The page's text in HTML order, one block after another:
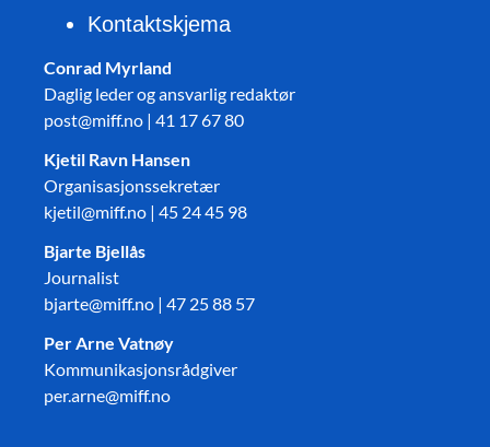
Kontaktskjema
Conrad Myrland
Daglig leder og ansvarlig redaktør
post@miff.no | 41 17 67 80
Kjetil Ravn Hansen
Organisasjonssekretær
kjetil@miff.no | 45 24 45 98
Bjarte Bjellås
Journalist
bjarte@miff.no | 47 25 88 57
Per Arne Vatnøy
Kommunikasjonsrådgiver
per.arne@miff.no